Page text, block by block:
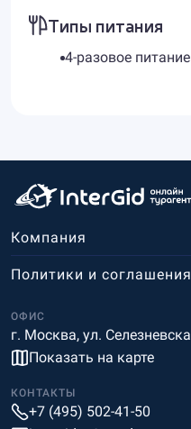
Типы питания
4-разовое питание
Компания
ОФИС
г. Москва, ул.
Показать на карте
Политики и соглашения
КОНТАКТЫ
+7 (495) 502-41-50